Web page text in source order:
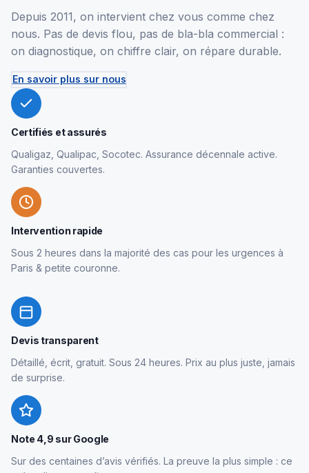
Depuis 2011, on intervient chez vous comme chez
nous. Pas de devis flou, pas de bla-bla commercial :
on diagnostique, on chiffre clair, on répare durable.
En savoir plus sur nous
Certifiés et assurés
Qualigaz, Qualipac, Socotec. Assurance décennale active.
Garanties couvertes.
Intervention rapide
Sous 2 heures dans la majorité des cas pour les urgences à
Paris & petite couronne.
Devis transparent
Détaillé, écrit, gratuit. Sous 24 heures. Prix au plus juste, jamais
de surprise.
Note 4,9 sur Google
Sur des centaines d’avis vérifiés. La preuve la plus simple : ce